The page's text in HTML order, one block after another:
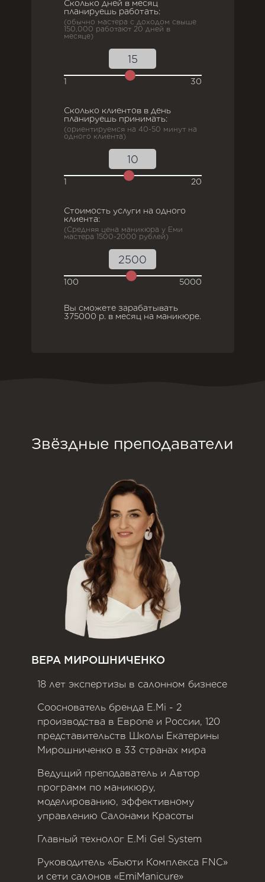
Сколько дней в месяц
планируешь работать:
(обычно мастера с доходом свыше
150,000 работают 20 дней в
месяце)
1 30
Сколько клиентов в день
планируешь принимать:
(ориентируемся на 40-50 минут на
одного клиента)
1 20
Стоимость услуги на одного
клиента:
(Средняя цена маникюра у Еми
мастера 1500-2000 рублей)
100 5000
Вы сможете зарабатывать
375000 р. в месяц на маникюре.
Звёздные преподаватели
ВЕРА МИРОШНИЧЕНКО
18 лет экспертизы в салонном бизнесе
Сооснователь бренда E.Mi - 2
производства в Европе и России, 120
представительств Школы Екатерины
Мирошниченко в 33 странах мира
Ведущий преподаватель и Автор
программ по маникюру,
моделированию, эффективному
управлению Салонами Красоты
Главный технолог E.Mi Gel System
Руководитель «Бьюти Комплекса FNC»
и сети салонов «EmiManicure»